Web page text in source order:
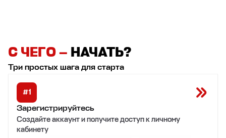
С ЧЕГО — НАЧАТЬ?
Три простых шага для старта
#1
Зарегистрируйтесь
Создайте аккаунт и получите доступ к личному
кабинету